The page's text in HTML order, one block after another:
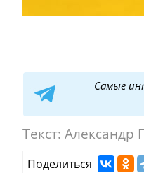
Самые
Текст: Александр
Поделиться